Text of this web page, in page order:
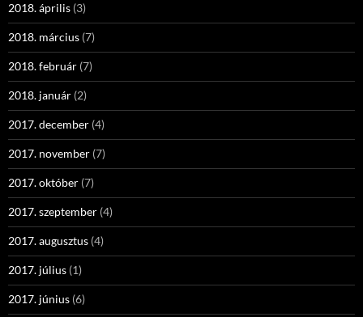
2018. április (3)
2018. március (7)
2018. február (7)
2018. január (2)
2017. december (4)
2017. november (7)
2017. október (7)
2017. szeptember (4)
2017. augusztus (4)
2017. július (1)
2017. június (6)